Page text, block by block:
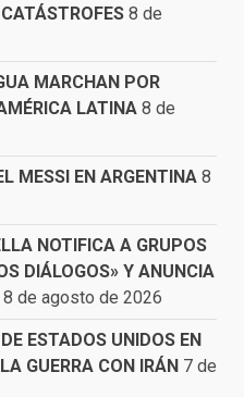
8 de
MARCHAN POR
LATINA 8 de
MESSI EN ARGENTINA 8
NOTIFICA A GRUPOS
DIÁLOGOS» Y ANUNCIA
8 de agosto de 2026
ESTADOS UNIDOS EN
GUERRA CON IRÁN 7 de